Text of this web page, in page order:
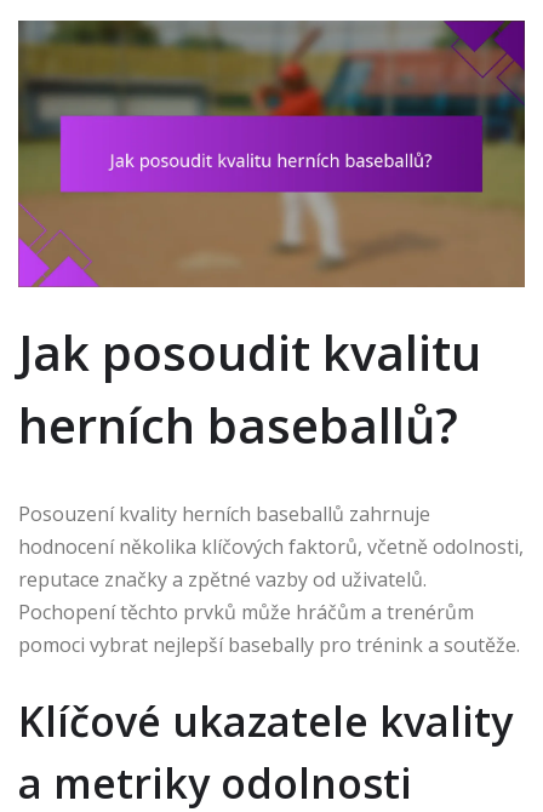
Jak posoudit kvalitu
herních baseballů?
Posouzení kvality herních baseballů zahrnuje
hodnocení několika klíčových faktorů, včetně odolnosti,
reputace značky a zpětné vazby od uživatelů.
Pochopení těchto prvků může hráčům a trenérům
pomoci vybrat nejlepší basebally pro trénink a soutěže.
Klíčové ukazatele kvality
a metriky odolnosti